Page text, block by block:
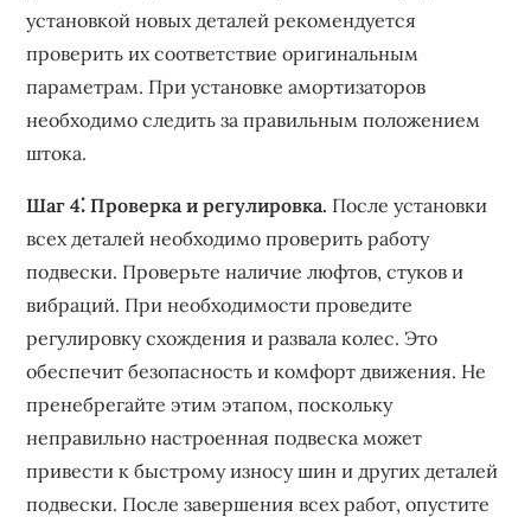
установкой новых деталей рекомендуется
проверить их соответствие оригинальным
параметрам. При установке амортизаторов
необходимо следить за правильным положением
штока.
Шаг 4⁚ Проверка и регулировка. После установки
всех деталей необходимо проверить работу
подвески. Проверьте наличие люфтов‚ стуков и
вибраций. При необходимости проведите
регулировку схождения и развала колес. Это
обеспечит безопасность и комфорт движения. Не
пренебрегайте этим этапом‚ поскольку
неправильно настроенная подвеска может
привести к быстрому износу шин и других деталей
подвески. После завершения всех работ‚ опустите